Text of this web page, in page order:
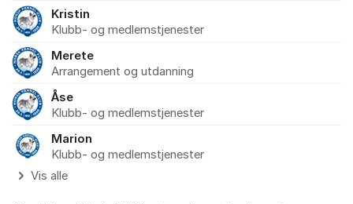
Kristin
Klubb- og medlemstjenester
Merete
Arrangement og utdanning
Åse
Klubb- og medlemstjenester
Marion
Klubb- og medlemstjenester
Vis alle